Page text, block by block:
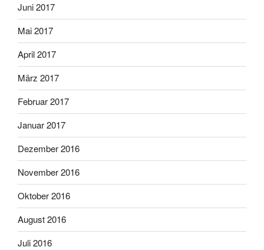
Juni 2017
Mai 2017
April 2017
März 2017
Februar 2017
Januar 2017
Dezember 2016
November 2016
Oktober 2016
August 2016
Juli 2016